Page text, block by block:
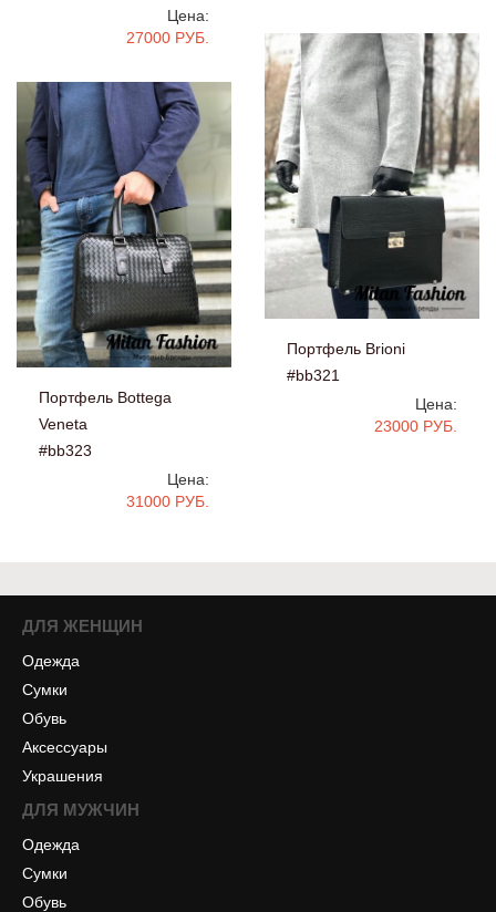
Цена:
27000 РУБ.
Портфель Brioni
#bb321
Цена:
23000 РУБ.
Портфель Bottega
Veneta
#bb323
Цена:
31000 РУБ.
ДЛЯ ЖЕНЩИН
Одежда
Сумки
Обувь
Аксессуары
Украшения
ДЛЯ МУЖЧИН
Одежда
Сумки
Обувь